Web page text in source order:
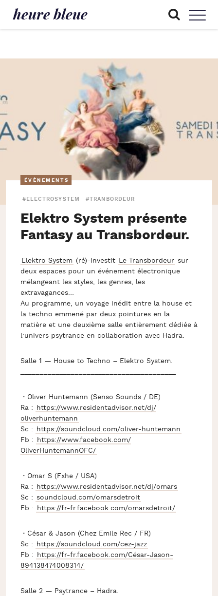
heure bleue
ÉVÈNEMENTS
#ELECTROSYSTEM #TRANBORDEUR
Elektro System présente
Fantasy au Transbordeur.
Elektro System (ré)-investit Le Transbordeur sur
deux espaces pour un événement électronique
mélangeant les styles, les genres, les
extravagances…
Au programme, un voyage inédit entre la house et
la techno emmené par deux pointures en la
matière et une deuxième salle entièrement dédiée à
l’univers psytrance en collaboration avec Hadra.
Salle 1 — House to Techno – Elektro System.
・Oliver Huntemann (Senso Sounds / DE)
Ra : https://www.residentadvisor.net/dj/
oliverhuntemann
Sc : https://soundcloud.com/oliver-huntemann
Fb : https://www.facebook.com/
OliverHuntemannOFC/
・Omar S (Fxhe / USA)
Ra : https://www.residentadvisor.net/dj/omars
Sc : soundcloud.com/omarsdetroit
Fb : https://fr-fr.facebook.com/omarsdetroit/
・César & Jason (Chez Emile Rec / FR)
Sc : https://soundcloud.com/cez-jazz
Fb : https://fr-fr.facebook.com/César-Jason-
894138474008314/
Salle 2 — Psytrance – Hadra.